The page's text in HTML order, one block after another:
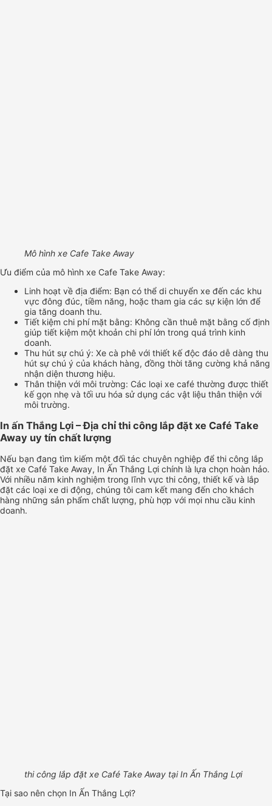
Mô hình xe Cafe Take Away
Ưu điểm của mô hình xe Cafe Take Away:
Linh hoạt về địa điểm: Bạn có thể di chuyển xe đến các khu
vực đông đúc, tiềm năng, hoặc tham gia các sự kiện lớn để
gia tăng doanh thu.
Tiết kiệm chi phí mặt bằng: Không cần thuê mặt bằng cố định
giúp tiết kiệm một khoản chi phí lớn trong quá trình kinh
doanh.
Thu hút sự chú ý: Xe cà phê với thiết kế độc đáo dễ dàng thu
hút sự chú ý của khách hàng, đồng thời tăng cường khả năng
nhận diện thương hiệu.
Thân thiện với môi trường: Các loại xe café thường được thiết
kế gọn nhẹ và tối ưu hóa sử dụng các vật liệu thân thiện với
môi trường.
In ấn Thắng Lợi – Địa chỉ thi công lắp đặt xe Café Take
Away uy tín chất lượng
Nếu bạn đang tìm kiếm một đối tác chuyên nghiệp để thi công lắp
đặt xe Café Take Away, In Ấn Thắng Lợi chính là lựa chọn hoàn hảo.
Với nhiều năm kinh nghiệm trong lĩnh vực thi công, thiết kế và lắp
đặt các loại xe di động, chúng tôi cam kết mang đến cho khách
hàng những sản phẩm chất lượng, phù hợp với mọi nhu cầu kinh
doanh.
thi công lắp đặt xe Café Take Away tại In Ấn Thắng Lợi
Tại sao nên chọn In Ấn Thắng Lợi?